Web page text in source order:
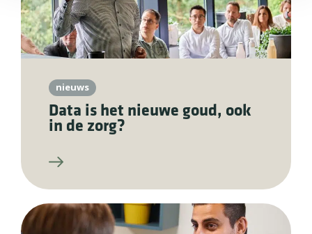
nieuws
Data is het nieuwe goud, ook
in de zorg?